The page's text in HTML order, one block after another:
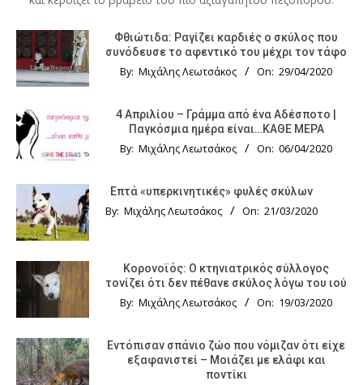
Φθιώτιδα: Ραγίζει καρδιές ο σκύλος που
συνόδευσε το αφεντικό του μέχρι τον τάφο
By: Μιχάλης Λεωτσάκος On: 29/04/2020
4 Απριλίου – Γράμμα από ένα Αδέσποτο |
Παγκόσμια ημέρα είναι…ΚΑΘΕ ΜΕΡΑ
By: Μιχάλης Λεωτσάκος On: 06/04/2020
Επτά «υπερκινητικές» φυλές σκύλων
By: Μιχάλης Λεωτσάκος On: 21/03/2020
Κορονοϊός: Ο κτηνιατρικός σύλλογος
τονίζει ότι δεν πέθανε σκύλος λόγω του ιού
By: Μιχάλης Λεωτσάκος On: 19/03/2020
Εντόπισαν σπάνιο ζώο που νόμιζαν ότι είχε
εξαφανιστεί – Μοιάζει με ελάφι και
ποντίκι